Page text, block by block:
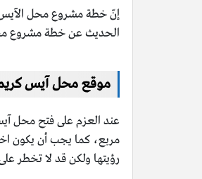
إنّ خطة مشروع محل الآيس
الحديث عن خطة مشروع
موقع محل آيس
مربع، كما يجب أن يكون
رؤيتها ولكن قد لا تخطر